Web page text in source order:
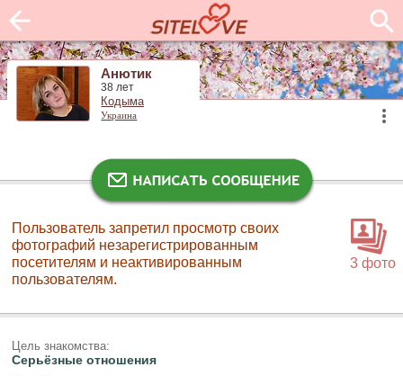
Анютик
38 лет
Кодыма
Украина
3 фото
Пользователь запретил просмотр своих
фотографий незарегистрированным
посетителям и неактивированным
пользователям.
Цель знакомства:
Серьёзные отношения